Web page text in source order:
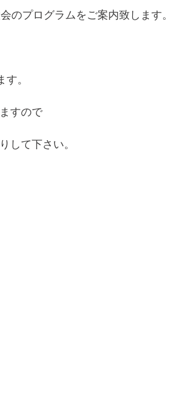
のプログラムをご案内致します。
。
すので
して下さい。